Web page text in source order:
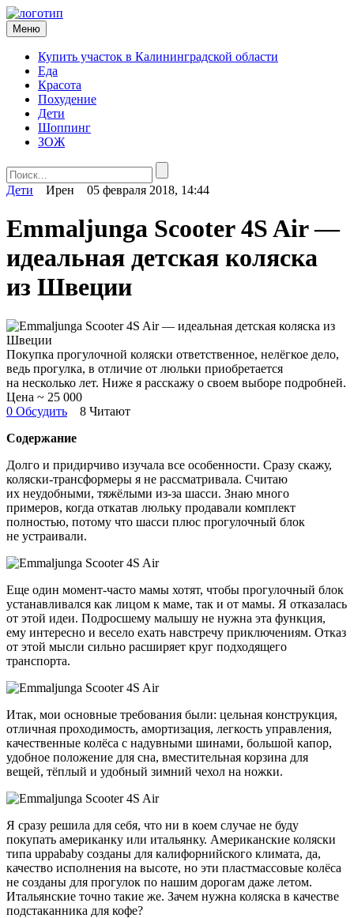
Меню
Купить участок в Калининградской области
Еда
Красота
Похудение
Дети
Шоппинг
ЗОЖ
Дети Ирен 05 февраля 2018, 14:44
Emmaljunga Scooter 4S Air —
идеальная детская коляска
из Швеции
Покупка прогулочной коляски ответственное, нелёгкое дело,
ведь прогулка, в отличие от люльки приобретается
на несколько лет. Ниже я расскажу о своем выборе подробней.
Цена ~ 25 000
0 Обсудить
8 Читают
Содержание
Долго и придирчиво изучала все особенности. Сразу скажу,
коляски-трансформеры я не рассматривала. Считаю
их неудобными, тяжёлыми из-за шасси. Знаю много
примеров, когда откатав люльку продавали комплект
полностью, потому что шасси плюс прогулочный блок
не устраивали.
Еще один момент-часто мамы хотят, чтобы прогулочный блок
устанавливался как лицом к маме, так и от мамы. Я отказалась
от этой идеи. Подросшему малышу не нужна эта функция,
ему интересно и весело ехать навстречу приключениям. Отказ
от этой мысли сильно расширяет круг подходящего
транспорта.
Итак, мои основные требования были: цельная конструкция,
отличная проходимость, амортизация, легкость управления,
качественные колёса с надувными шинами, большой капор,
удобное положение для сна, вместительная корзина для
вещей, тёплый и удобный зимний чехол на ножки.
Я сразу решила для себя, что ни в коем случае не буду
покупать американку или итальянку. Американские коляски
типа uppababy созданы для калифорнийского климата, да,
качество исполнения на высоте, но эти пластмассовые колёса
не созданы для прогулок по нашим дорогам даже летом.
Итальянские точно такие же. Зачем нужна коляска в качестве
подстаканника для кофе?